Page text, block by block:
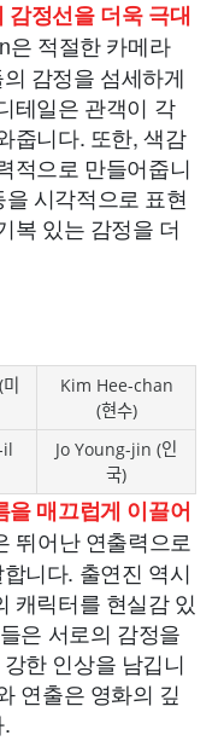
정선을 더욱 극대
은 적절한 카메라
감정을 섬세하게
테일은 관객이 각
줍니다. 또한, 색감
적으로 만들어줍니
시각적으로 표현
복 있는 감정을 더
Kim Hee-chan
(현수)
il
Jo Young-jin (인
국)
매끄럽게 이끌어
뛰어난 연출력으로
니다. 출연진 역시
캐릭터를 현실감 있
은 서로의 감정을
한 인상을 남깁니
연출은 영화의 깊